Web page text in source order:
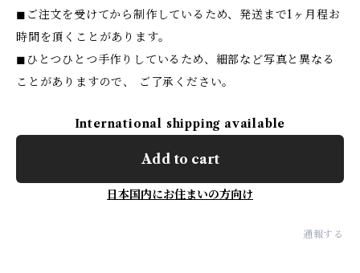
◼︎ご注文を受けてから制作しているため、発送まで1ヶ月程お
時間を頂くことがあります。
◼︎ひとつひとつ手作りしているため、細部など写真と異なる
ことがありますので、 ご了承ください。
International shipping available
Add to cart
日本国内にお住まいの方向け
通報する